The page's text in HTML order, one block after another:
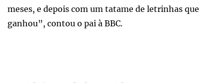
meses, e depois com um tatame de letrinhas que
ganhou”, contou o pai à BBC.